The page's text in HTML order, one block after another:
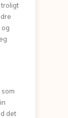
troligt
og
det